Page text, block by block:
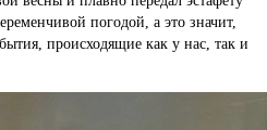
погодой, а это значит,
происходящие как у нас, так и